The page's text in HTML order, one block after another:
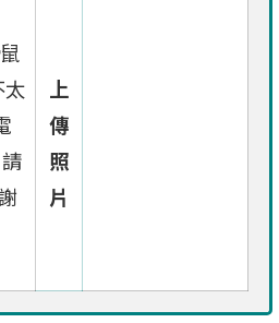
上
傳
照
片